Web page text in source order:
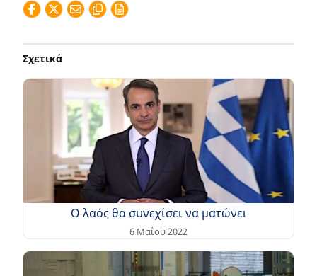
Σχετικά
Ο λαός θα συνεχίσει να ματώνει
6 Μαΐου 2022